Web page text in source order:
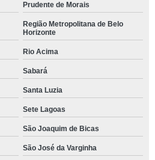
Prudente de Morais
Região Metropolitana de Belo
Horizonte
Rio Acima
Sabará
Santa Luzia
Sete Lagoas
São Joaquim de Bicas
São José da Varginha